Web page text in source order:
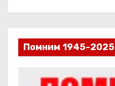
Помним 1945-2025